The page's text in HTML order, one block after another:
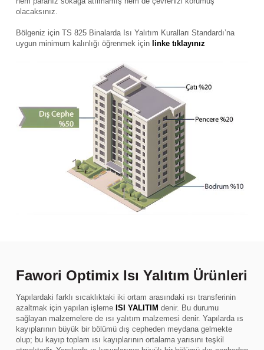
olacaksınız.
Bölgeniz için TS 825 Binalarda Isı Yalıtım Kuralları Standardı’na
uygun minimum kalınlığı öğrenmek için inke tıklayınız
Fawori Optimix Isı Yalıtım Ürünleri
Yapılardaki farklı sıcaklıktaki iki ortam arasındaki ısı transferinin
azaltmak için yapılan işleme ISI YALITIM denir. Bu durumu
sağlayan malzemelere de ısı yalıtım malzemesi denir. Yapılarda ıs
kayıplarının büyük bir bölümü dış cepheden meydana gelmekte
olup; bu kayıp toplam ısı kayıplarının ortalama yarısını teşkil